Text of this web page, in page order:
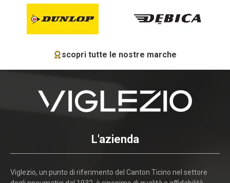
scopri tutte le nostre marche
L'azienda
Viglezio, un punto di riferimento del Canton Ticino nel settore